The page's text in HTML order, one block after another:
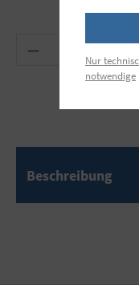
Produkt
Beschreibung
Nur
notwendige